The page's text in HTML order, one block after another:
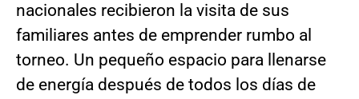
nacionales recibieron la visita de sus
familiares antes de emprender rumbo al
torneo. Un pequeño espacio para llenarse
de energía después de todos los días de